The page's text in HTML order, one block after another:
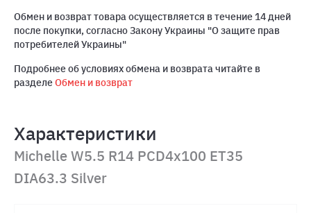
Обмен и возврат товара осуществляется в течение 14 дней
после покупки, согласно Закону Украины "О защите прав
потребителей Украины"
Подробнее об условиях обмена и возврата читайте в
разделеОбмен и возврат
Характеристики
Michelle W5.5 R14 PCD4x100 ET35
DIA63.3 Silver